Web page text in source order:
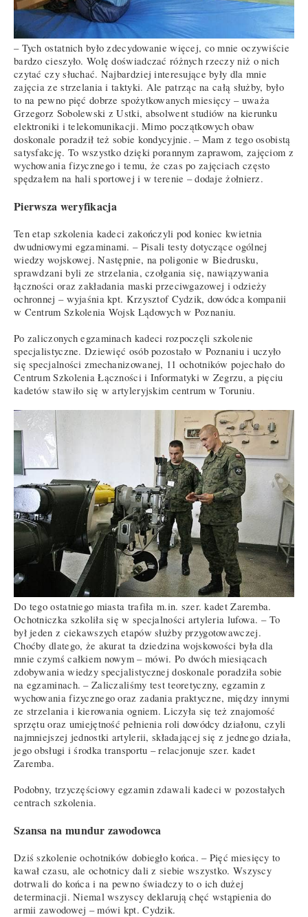
– Tych ostatnich było zdecydowanie więcej, co mnie oczywiście
bardzo cieszyło. Wolę doświadczać różnych rzeczy niż o nich
czytać czy słuchać. Najbardziej interesujące były dla mnie
zajęcia ze strzelania i taktyki. Ale patrząc na całą służby, było
to na pewno pięć dobrze spożytkowanych miesięcy – uważa
Grzegorz Sobolewski z Ustki, absolwent studiów na kierunku
elektroniki i telekomunikacji. Mimo początkowych obaw
doskonale poradził też sobie kondycyjnie. – Mam z tego osobistą
satysfakcję. To wszystko dzięki porannym zaprawom, zajęciom z
wychowania fizycznego i temu, że czas po zajęciach często
spędzałem na hali sportowej i w terenie – dodaje żołnierz.
Pierwsza weryfikacja
Ten etap szkolenia kadeci zakończyli pod koniec kwietnia
dwudniowymi egzaminami. – Pisali testy dotyczące ogólnej
wiedzy wojskowej. Następnie, na poligonie w Biedrusku,
sprawdzani byli ze strzelania, czołgania się, nawiązywania
łączności oraz zakładania maski przeciwgazowej i odzieży
ochronnej – wyjaśnia kpt. Krzysztof Cydzik, dowódca kompanii
w Centrum Szkolenia Wojsk Lądowych w Poznaniu.
Po zaliczonych egzaminach kadeci rozpoczęli szkolenie
specjalistyczne. Dziewięć osób pozostało w Poznaniu i uczyło
się specjalności zmechanizowanej, 11 ochotników pojechało do
Centrum Szkolenia Łączności i Informatyki w Zegrzu, a pięciu
kadetów stawiło się w artyleryjskim centrum w Toruniu.
Do tego ostatniego miasta trafiła m.in. szer. kadet Zaremba.
Ochotniczka szkoliła się w specjalności artyleria lufowa. – To
był jeden z ciekawszych etapów służby przygotowawczej.
Choćby dlatego, że akurat ta dziedzina wojskowości była dla
mnie czymś całkiem nowym – mówi. Po dwóch miesiącach
zdobywania wiedzy specjalistycznej doskonale poradziła sobie
na egzaminach. – Zaliczaliśmy test teoretyczny, egzamin z
wychowania fizycznego oraz zadania praktyczne, między innymi
ze strzelania i kierowania ogniem. Liczyła się też znajomość
sprzętu oraz umiejętność pełnienia roli dowódcy działonu, czyli
najmniejszej jednostki artylerii, składającej się z jednego działa,
jego obsługi i środka transportu – relacjonuje szer. kadet
Zaremba.
Podobny, trzyczęściowy egzamin zdawali kadeci w pozostałych
centrach szkolenia.
Szansa na mundur zawodowca
Dziś szkolenie ochotników dobiegło końca. – Pięć miesięcy to
kawał czasu, ale ochotnicy dali z siebie wszystko. Wszyscy
dotrwali do końca i na pewno świadczy to o ich dużej
determinacji. Niemal wszyscy deklarują chęć wstąpienia do
armii zawodowej – mówi kpt. Cydzik.